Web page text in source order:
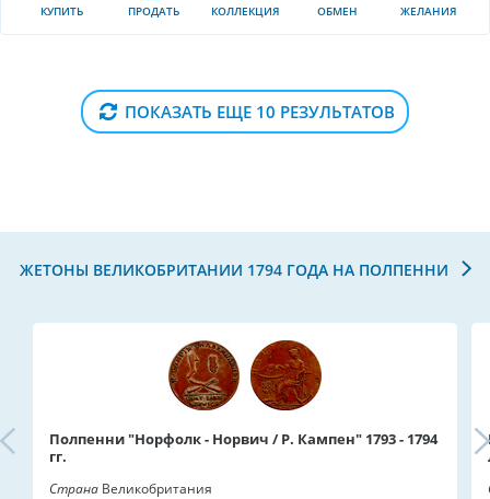
КУПИТЬ ПРОДАТЬ КОЛЛЕКЦИЯ ОБМЕН ЖЕЛАНИЯ
ПОКАЗАТЬ ЕЩЕ 10 РЕЗУЛЬТАТОВ
ЖЕТОНЫ ВЕЛИКОБРИТАНИИ 1794 ГОДА НА ПОЛПЕННИ
Полпенни "Норфолк - Норвич / Р. Кампен" 1793 - 1794
гг.
Страна Великобритания